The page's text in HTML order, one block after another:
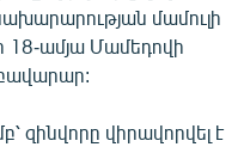
մամուլի
18-ամյա Մամեդովի
զինվորը վիրավորվել է